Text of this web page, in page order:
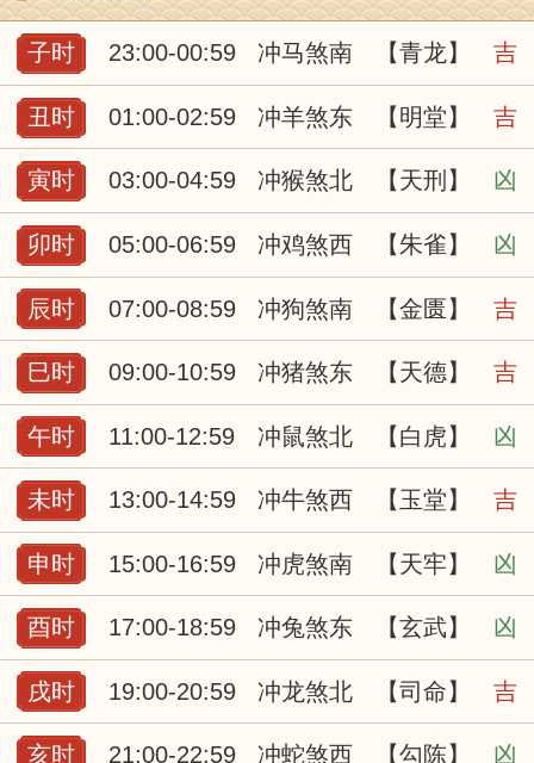
子时 23:00-00:59 冲马煞南 【青龙】 吉
丑时 01:00-02:59 冲羊煞东 【明堂】 吉
寅时 03:00-04:59 冲猴煞北 【天刑】 凶
卯时 05:00-06:59 冲鸡煞西 【朱雀】 凶
辰时 07:00-08:59 冲狗煞南 【金匮】 吉
巳时 09:00-10:59 冲猪煞东 【天德】 吉
午时 11:00-12:59 冲鼠煞北 【白虎】 凶
未时 13:00-14:59 冲牛煞西 【玉堂】 吉
申时 15:00-16:59 冲虎煞南 【天牢】 凶
酉时 17:00-18:59 冲兔煞东 【玄武】 凶
戌时 19:00-20:59 冲龙煞北 【司命】 吉
亥时 21:00-22:59 冲蛇煞西 【勾陈】 凶